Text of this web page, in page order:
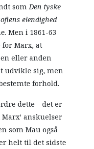
somDen tyske
elendighed
Men i 1861-63
for Marx, at
eller anden
udvikle sig, men
forhold.
dette – det er
Marx’ anskuelser
som Mau også
helt til det sidste